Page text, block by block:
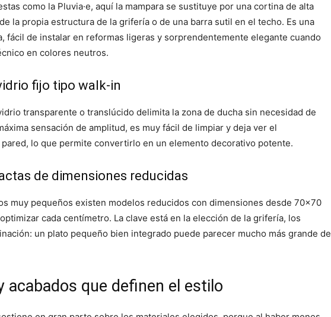
como la Pluvia·e, aquí la mampara se sustituye por una cortina de alta
la propia estructura de la grifería o de una barra sutil en el techo. Es una
fácil de instalar en reformas ligeras y sorprendentemente elegante cuando
en colores neutros.
fijo tipo walk-in
transparente o translúcido delimita la zona de ducha sin necesidad de
sensación de amplitud, es muy fácil de limpiar y deja ver el
lo que permite convertirlo en un elemento decorativo potente.
de dimensiones reducidas
muy pequeños existen modelos reducidos con dimensiones desde 70×70
cada centímetro. La clave está en la elección de la grifería, los
un plato pequeño bien integrado puede parecer mucho más grande de
acabados que definen el estilo